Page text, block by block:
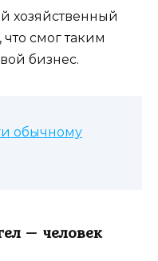
хозяйственный
смог таким
бизнес.
обычному
– человек